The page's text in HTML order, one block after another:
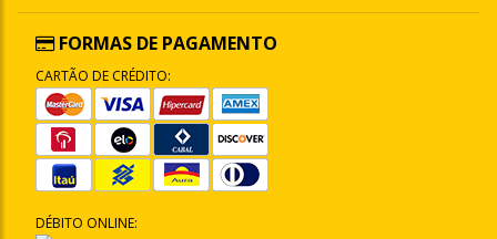
FORMAS DE PAGAMENTO
CARTÃO DE CRÉDITO:
DÉBITO ONLINE: